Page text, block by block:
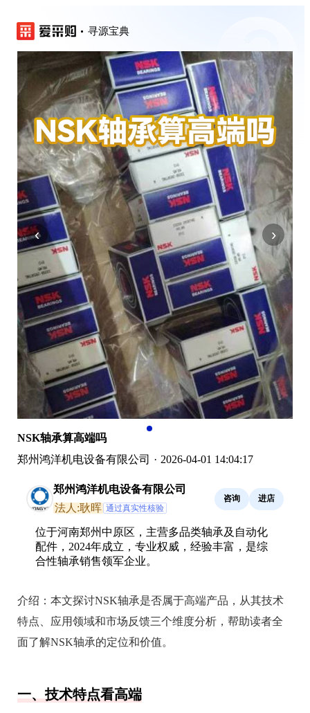
寻源宝典
‹ ›
NSK轴承算高端吗
郑州鸿洋机电设备有限公司 · 2026-04-01 14:04:17
郑州鸿洋机电设备有限公司
法人:耿晖 通过真实性核验
咨询 进店
位于河南郑州中原区，主营多品类轴承及自动化
配件，2024年成立，专业权威，经验丰富，是综
合性轴承销售领军企业。
介绍： 本文探讨NSK轴承是否属于高端产品，从其技术
特点、应用领域和市场反馈三个维度分析，帮助读者全
面了解NSK轴承的定位和价值。
一、技术特点看高端